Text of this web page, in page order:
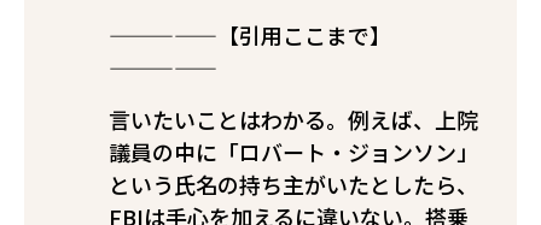
—————【引用ここまで】
—————
言いたいことはわかる。例えば、上院
議員の中に「ロバート・ジョンソン」
という氏名の持ち主がいたとしたら、
FBIは手心を加えるに違いない。搭乗